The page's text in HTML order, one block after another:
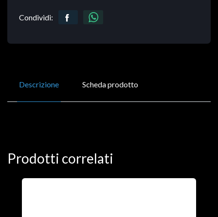
Condividi:
Descrizione Scheda prodotto
Prodotti correlati